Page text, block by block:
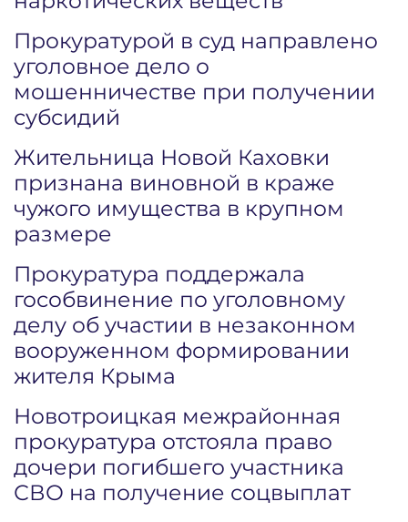
Прокуратурой в суд направлено
уголовное дело о
мошенничестве при получении
субсидий
Жительница Новой Каховки
признана виновной в краже
чужого имущества в крупном
размере
Прокуратура поддержала
гособвинение по уголовному
делу об участии в незаконном
вооруженном формировании
жителя Крыма
Новотроицкая межрайонная
прокуратура отстояла право
дочери погибшего участника
СВО на получение соцвыплат